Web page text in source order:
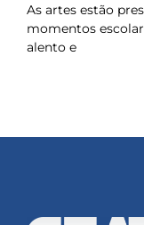
As artes estão
momentos
alento e